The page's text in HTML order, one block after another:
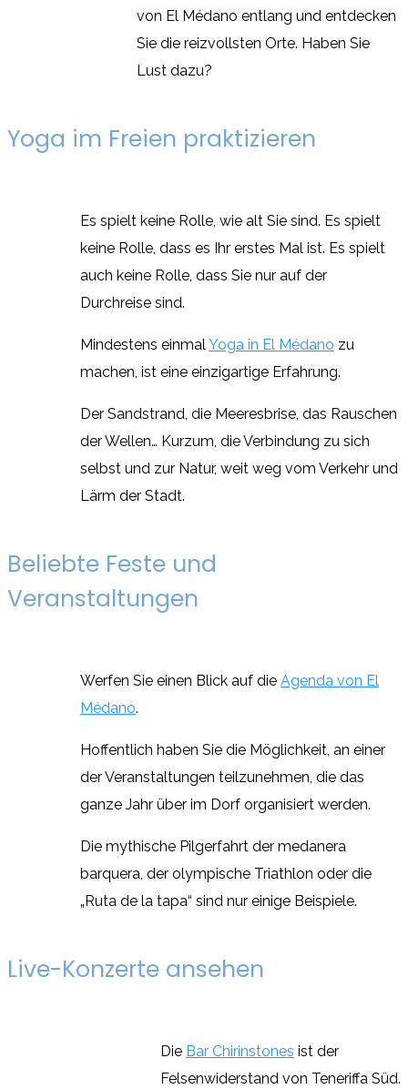
von El Médano entlang und entdecken
Sie die reizvollsten Orte. Haben Sie
Lust dazu?
Yoga im Freien praktizieren
Es spielt keine Rolle, wie alt Sie sind. Es spielt
keine Rolle, dass es Ihr erstes Mal ist. Es spielt
auch keine Rolle, dass Sie nur auf der
Durchreise sind.
Mindestens einmalYoga in El Médano zu
machen, ist eine einzigartige Erfahrung.
Der Sandstrand, die Meeresbrise, das Rauschen
der Wellen… Kurzum, die Verbindung zu sich
selbst und zur Natur, weit weg vom Verkehr und
Lärm der Stadt.
Beliebte Feste und
Veranstaltungen
Werfen Sie einen Blick auf die Agenda von El
Médano.
Hoffentlich haben Sie die Möglichkeit, an einer
der Veranstaltungen teilzunehmen, die das
ganze Jahr über im Dorf organisiert werden.
Die mythische Pilgerfahrt der medanera
barquera, der olympische Triathlon oder die
„Ruta de la tapa“ sind nur einige Beispiele.
Live-Konzerte ansehen
Die Bar Chirinstones ist der
Felsenwiderstand von Teneriffa Süd.